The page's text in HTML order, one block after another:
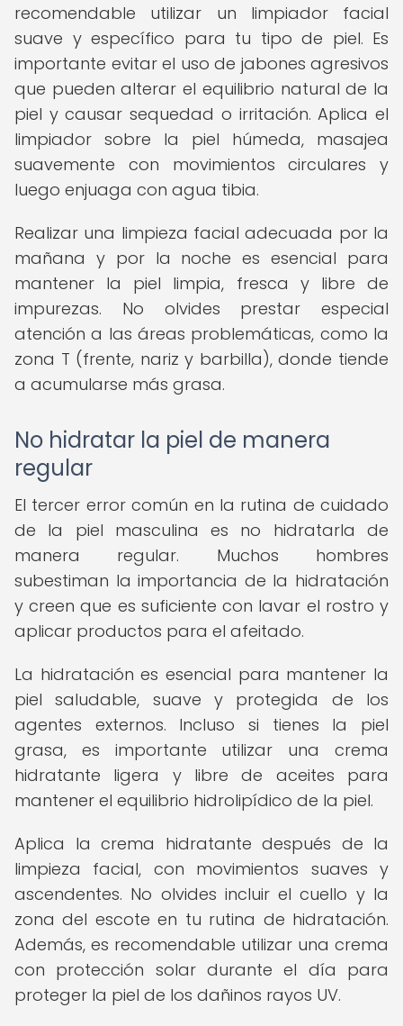
recomendable utilizar un limpiador facial
suave y específico para tu tipo de piel. Es
importante evitar el uso de jabones agresivos
que pueden alterar el equilibrio natural de la
piel y causar sequedad o irritación. Aplica el
limpiador sobre la piel húmeda, masajea
suavemente con movimientos circulares y
luego enjuaga con agua tibia.
Realizar una limpieza facial adecuada por la
mañana y por la noche es esencial para
mantener la piel limpia, fresca y libre de
impurezas. No olvides prestar especial
atención a las áreas problemáticas, como la
zona T (frente, nariz y barbilla), donde tiende
a acumularse más grasa.
No hidratar la piel de manera
regular
El tercer error común en la rutina de cuidado
de la piel masculina es no hidratarla de
manera regular. Muchos hombres
subestiman la importancia de la hidratación
y creen que es suficiente con lavar el rostro y
aplicar productos para el afeitado.
La hidratación es esencial para mantener la
piel saludable, suave y protegida de los
agentes externos. Incluso si tienes la piel
grasa, es importante utilizar una crema
hidratante ligera y libre de aceites para
mantener el equilibrio hidrolipídico de la piel.
Aplica la crema hidratante después de la
limpieza facial, con movimientos suaves y
ascendentes. No olvides incluir el cuello y la
zona del escote en tu rutina de hidratación.
Además, es recomendable utilizar una crema
con protección solar durante el día para
proteger la piel de los dañinos rayos UV.